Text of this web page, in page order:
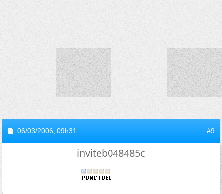
06/03/2006, 09h31 #9
inviteb048485c